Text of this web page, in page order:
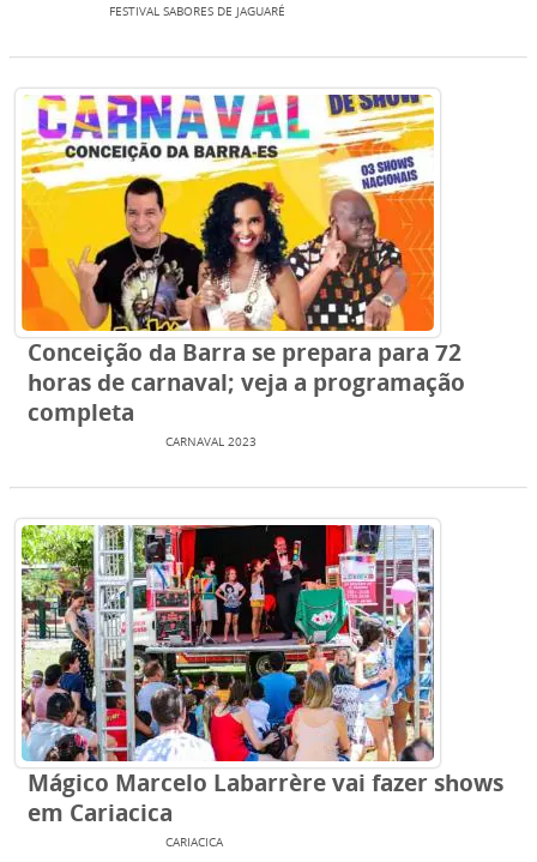
FESTIVAL SABORES DE JAGUARÉ
Conceição da Barra se prepara para 72
horas de carnaval; veja a programação
completa
CARNAVAL 2023
Mágico Marcelo Labarrère vai fazer shows
em Cariacica
CARIACICA